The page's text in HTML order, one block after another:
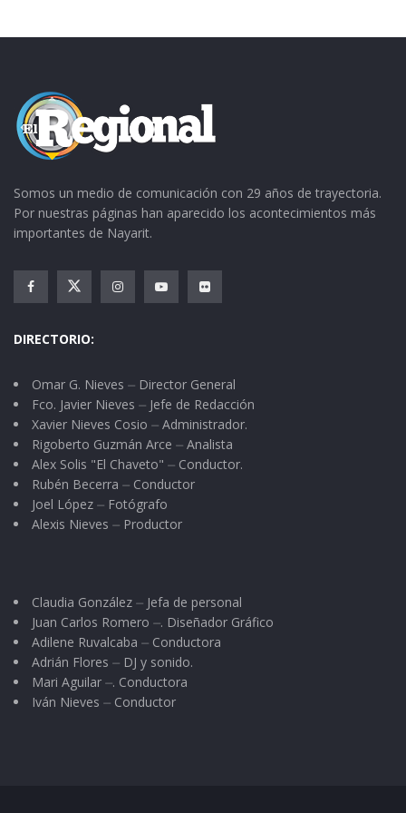
Somos un medio de comunicación con 29 años de trayectoria.
Por nuestras páginas han aparecido los acontecimientos más
importantes de Nayarit.
DIRECTORIO:
Omar G. Nieves ⏤ Director General
Fco. Javier Nieves ⏤ Jefe de Redacción
Xavier Nieves Cosio ⏤ Administrador.
Rigoberto Guzmán Arce ⏤ Analista
Alex Solis "El Chaveto" ⏤ Conductor.
Rubén Becerra ⏤ Conductor
Joel López ⏤ Fotógrafo
Alexis Nieves ⏤ Productor
Claudia González ⏤ Jefa de personal
Juan Carlos Romero ⏤. Diseñador Gráfico
Adilene Ruvalcaba ⏤ Conductora
Adrián Flores ⏤ DJ y sonido.
Mari Aguilar ⏤. Conductora
Iván Nieves ⏤ Conductor